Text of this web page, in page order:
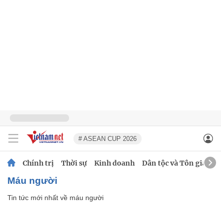
# ASEAN CUP 2026
Chính trị Thời sự Kinh doanh Dân tộc và Tôn giáo
máu người
Tin tức mới nhất về máu người